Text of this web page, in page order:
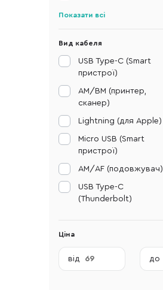
Показати всі
Вид кабеля
USB Type-C (Smart
пристрої)
AM/BM (принтер,
сканер)
Lightning (для Apple)
Micro USB (Smart
пристрої)
AM/АF (подовжувач)
USB Type-C
(Thunderbolt)
Ціна
від до